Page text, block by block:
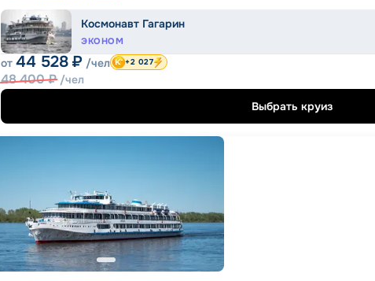
Космонавт Гагарин
ЭКОНОМ
от 44 528 ₽ /чел
48 400₽ /чел
+2 027
Выбрать круиз